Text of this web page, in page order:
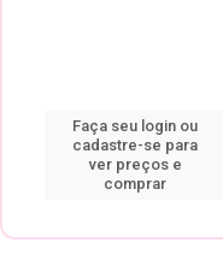
Faça seu login ou
cadastre-se para
ver preços e
comprar